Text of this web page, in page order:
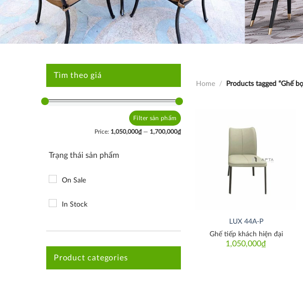
Tìm theo giá
price
price
Filter
Price: 1,050,000₫— 1,700,000₫
Trạng thái sản phẩm
On Sale
In Stock
Product categories
Home / Products tagged “Ghế
LUX 44A-P
1,050,000₫
Ghế tiếp khách hiện đại